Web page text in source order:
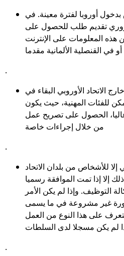
أوروبا لفترة معينة. في
تقديم طلب للحصول على
هذه المعلومات على الإنترنت
أو في القنصلية الألمانية مقدما
.
الاتحاد الأوروبي البقاء في
للفئات المهنية، حيث يكون
الحصول على تصريح عمل
من خلال إجراءات خاصة
.
للأشخاص من بلدان الاتحاد
إلا إذا تمت الموافقة رسميا
التوظيف. وإذا لم يكن الأمر
غير مشروعة في ما يسمى
على هذا النوع من العمل
لم يكن مسجلا لدى السلطات
.